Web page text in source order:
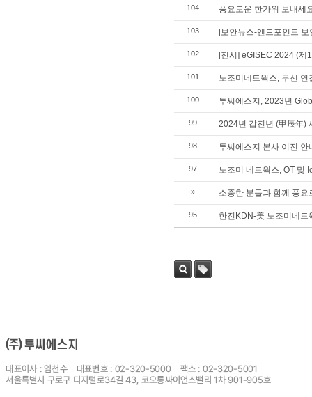
104 풍요로운 한가위 보내세
103 [보안뉴스-엔드포인트
102 [전시] eGISEC 2024 (제
101 노조미네트웍스, 무선 연
100 투씨에스지, 2023년
99 2024년 갑진년 (甲辰年)
98 투씨에스지 본사 이전 안
97 노조미 네트웍스, OT 및
» 소중한 분들과 함께 풍
95 한전KDN-美 노조미네트